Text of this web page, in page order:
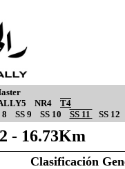
NR4
T4
8 SS 9 SS 10 SS 11 SS 12
- 16.73Km
Clasificación